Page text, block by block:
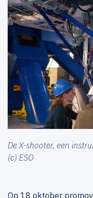
De X-shooter, een
(c) ESO
Op 18 oktober